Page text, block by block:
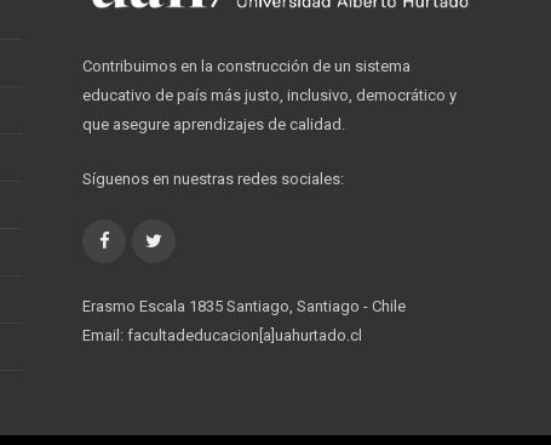
Contribuimos en la construcción de un sistema
educativo de país más justo, inclusivo, democrático y
que asegure aprendizajes de calidad.
Síguenos en nuestras redes sociales:
Facebook
Erasmo Escala 1835 Santiago, Santiago - Chile
Email: facultadeducacion[a]uahurtado.cl